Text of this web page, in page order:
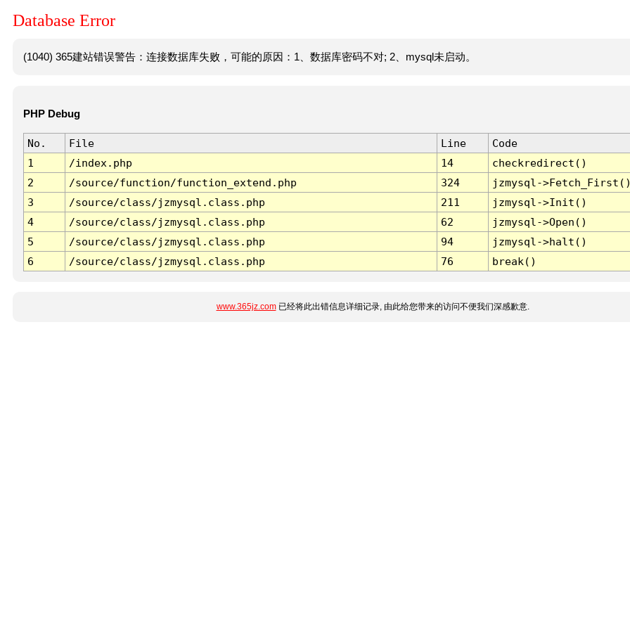
Database Error
(1040) 365建站错误警告：连接数据库失败，可能的原因：1、数据库密码不对; 2、mysql未启动。
PHP Debug
No. File Line
Code
1
/index.php 14
checkredirect()
2
/source/function/function_extend.php 324
jzmysql-
3
/source/class/jzmysql.class.php 211
jzmysql->Init()
4
/source/class/jzmysql.class.php 62
jzmysql->Open()
5
/source/class/jzmysql.class.php 94
jzmysql->halt()
6
/source/class/jzmysql.class.php 76 break()
www.365jz.com已经将此出错信息详细记录, 由此给您带来的访问不便我们深感歉意.